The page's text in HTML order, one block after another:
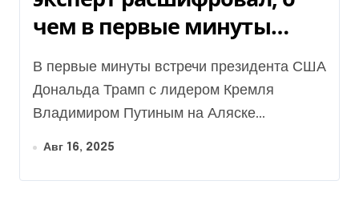
чем в первые минуты
перешептывались Трамп с
Путиным
В первые минуты встречи президента США
Дональда Трамп с лидером Кремля
Владимиром Путиным на Аляске...
Авг 16, 2025